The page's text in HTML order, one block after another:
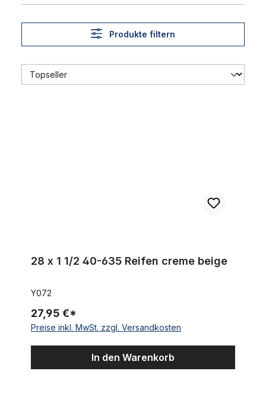
Produkte filtern
28 x 1 1/2 40-635 Reifen creme beige
Y072
27,95 €*
Preise inkl. MwSt. zzgl. Versandkosten
In den Warenkorb